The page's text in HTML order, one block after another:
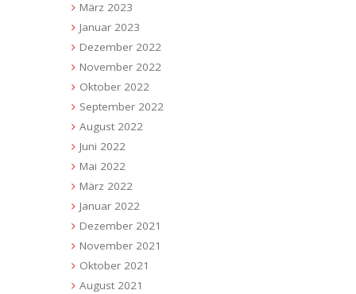
März 2023
Januar 2023
Dezember 2022
November 2022
Oktober 2022
September 2022
August 2022
Juni 2022
Mai 2022
März 2022
Januar 2022
Dezember 2021
November 2021
Oktober 2021
August 2021